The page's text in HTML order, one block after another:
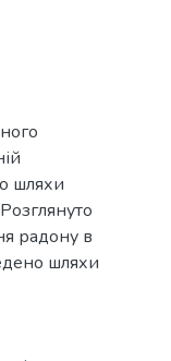
шляхи
радону в
шляхи